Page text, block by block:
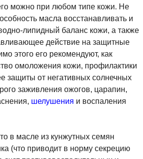
можно при любом типе кожи. Не
масла восстанавливать и
липидный баланс кожи, а также
действие на защитные
этого его рекомендуют, как
омоложения кожи, профилактики
защиты от негативных солнечных
заживления ожогов, царапин,
шелушения и воспаления
в масле из кунжутных семян
(что приводит в норму секрецию